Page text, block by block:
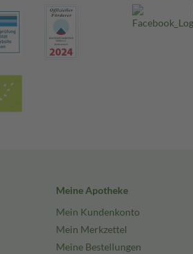
Meine Apotheke
Mein Kundenkonto
Mein Merkzettel
Meine Bestellungen